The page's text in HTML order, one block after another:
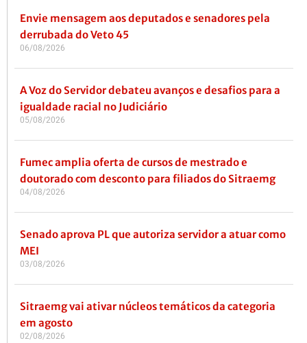
Envie mensagem aos deputados e senadores pela
derrubada do Veto 45
06/08/2026
A Voz do Servidor debateu avanços e desafios para a
igualdade racial no Judiciário
05/08/2026
Fumec amplia oferta de cursos de mestrado e
doutorado com desconto para filiados do Sitraemg
04/08/2026
Senado aprova PL que autoriza servidor a atuar como
MEI
03/08/2026
Sitraemg vai ativar núcleos temáticos da categoria
em agosto
02/08/2026